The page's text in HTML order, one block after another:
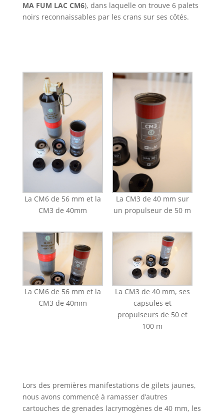
MA FUM LAC CM6), dans laquelle on trouve 6 palets
noirs reconnaissables par les crans sur ses côtés.
La CM6 de 56 mm et la
CM3 de 40mm
La CM3 de 40 mm sur
un propulseur de 50 m
La CM6 de 56 mm et la
CM3 de 40mm
La CM3 de 40 mm, ses
capsules et
propulseurs de 50 et
100 m
Lors des premières manifestations de gilets jaunes,
nous avons commencé à ramasser d’autres
cartouches de grenades lacrymogènes de 40 mm, les